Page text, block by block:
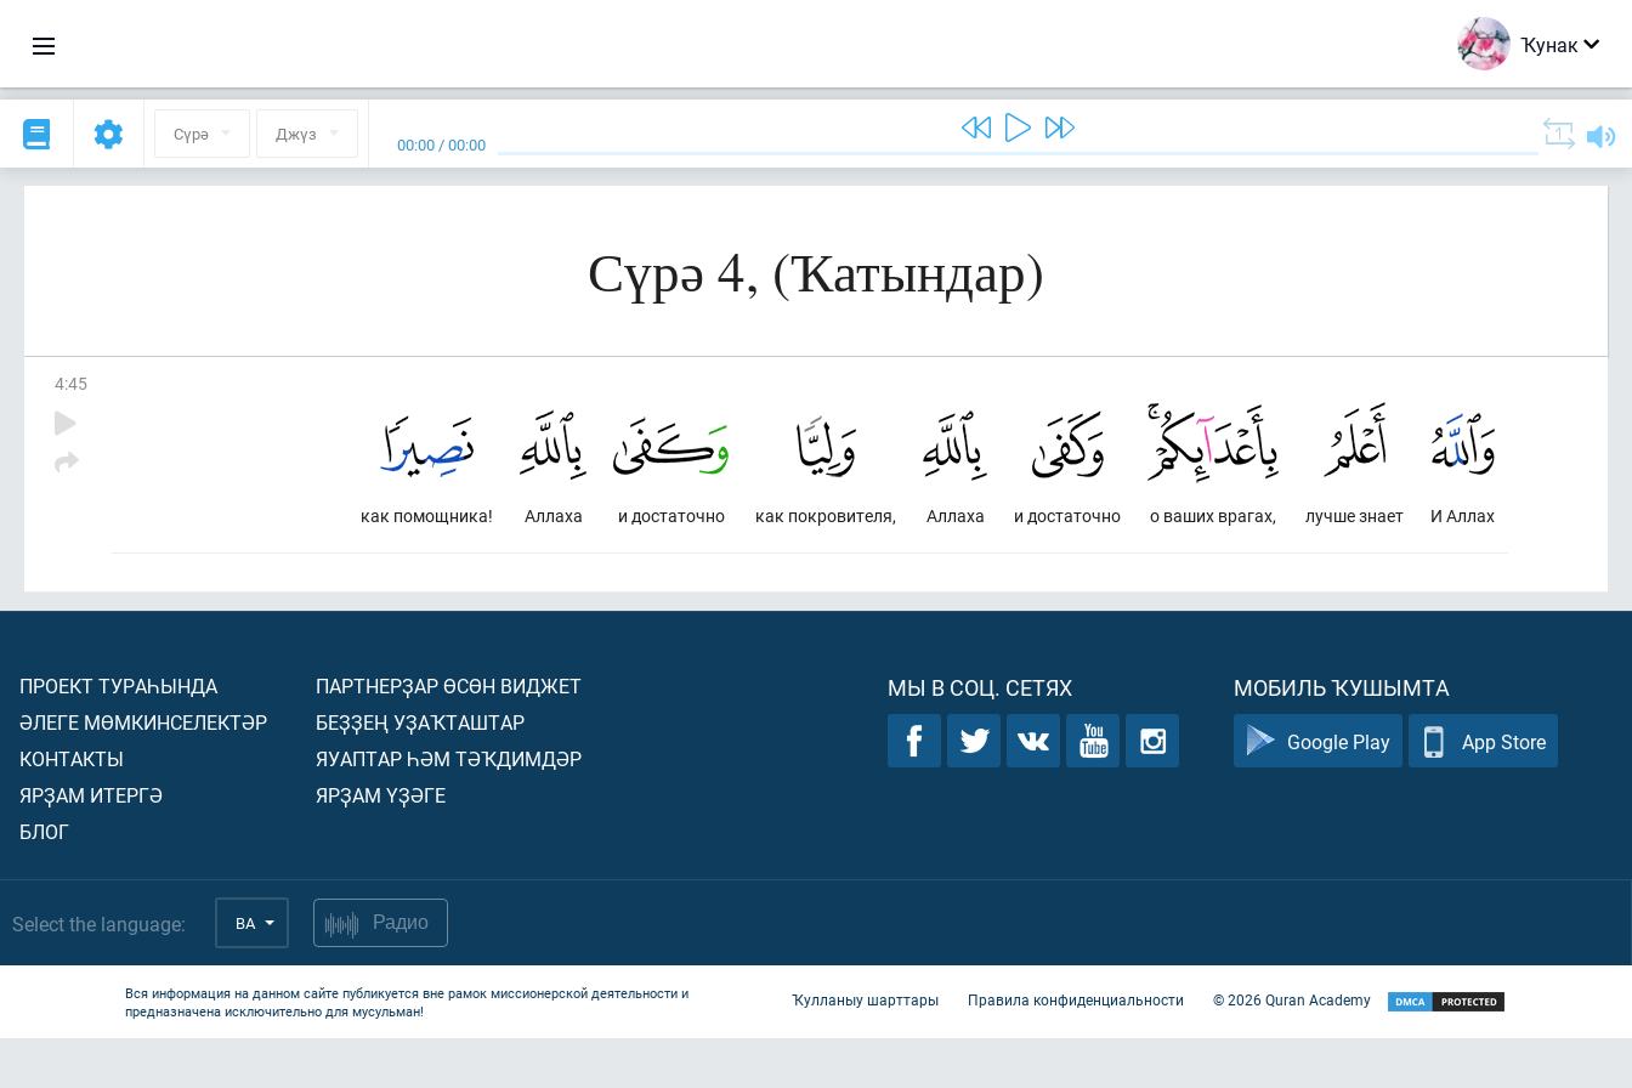
Ҡунак
Сүрә Джүз 00:00 /00:00
Сүрә 4, (Ҡатындар)
4:45
И Аллах
лучше знает
о ваших врагах,
и достаточно
Аллаха
как покровителя,
и достаточно
Аллаха
как помощника!
ПРОЕКТ ТУРАҺЫНДА
ӘЛЕГЕ МӨМКИНСЕЛЕКТӘР
КОНТАКТЫ
ЯРҘАМ ИТЕРГӘ
БЛОГ
ПАРТНЕРҘАР ӨСӨН ВИДЖЕТ
БЕҘҘЕҢ УҘАҠТАШТАР
ЯУАПТАР ҺӘМ ТӘҠДИМДӘР
ЯРҘАМ ҮҘӘГЕ
МЫ В СОЦ. СЕТЯХ МОБИЛЬ ҠУШЫМТА
Google Play App Store
Select the language: BA Радио
Вся информация на данном сайте публикуется вне рамок миссионерской деятельности и
предназначена исключительно для мусульман!
Ҡулланыу шарттары Правила конфиденциальности ©2026Quran Academy